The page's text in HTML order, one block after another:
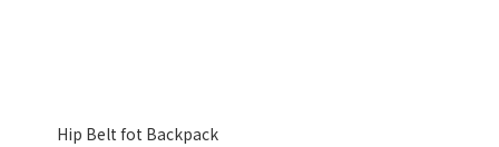
Hip Belt fot Backpack